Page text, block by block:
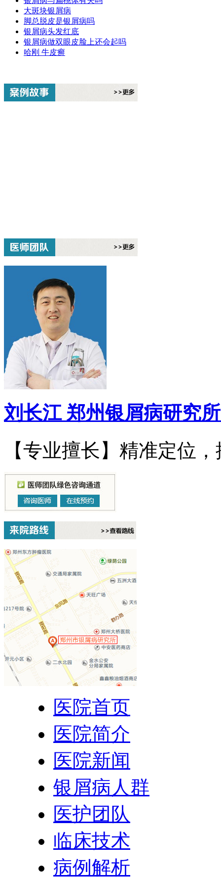
大斑块银屑病
脚总脱皮是银屑病吗
银屑病头发红底
银屑病做双眼皮脸上还会起吗
哈刚 牛皮癣
刘长江 郑州银屑病研究
【专业擅长】精准定位
医院首页
医院简介
医院新闻
银屑病人群
医护团队
临床技术
病例解析